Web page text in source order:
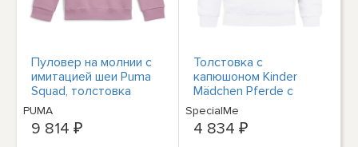
Пуловер на молнии с
имитацией шеи Puma
Squad, толстовка
Молодежная для
девочек, розовый
68178348
PUMA
9 814 ₽
Толстовка с
капюшоном Kinder
Mädchen Pferde с
принтом Blumen Motiv
Mädchengeschenke mit
Pferde
SpecialMe
4 834 ₽